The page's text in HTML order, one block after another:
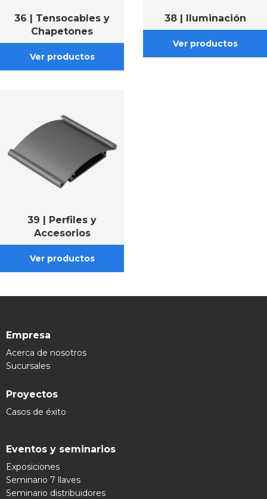
36 | Tensocables y
Chapetones
38 | Iluminación
39 | Perfiles y
Accesorios
Empresa
Acerca de nosotros
Sucursales
Proyectos
Casos de éxito
Eventos y seminarios
Exposiciones
Seminario 7 llaves
Seminario distribuidores